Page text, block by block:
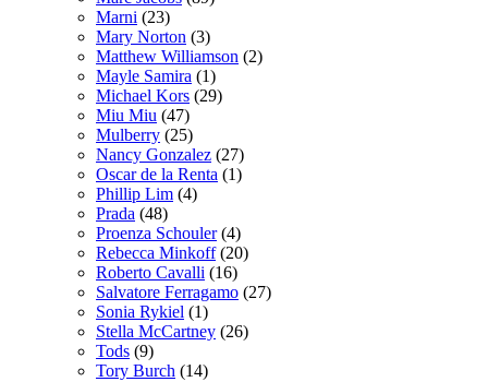
Marni (23)
Mary Norton (3)
Matthew Williamson (2)
Mayle Samira (1)
Michael Kors (29)
Miu Miu (47)
Mulberry (25)
Nancy Gonzalez (27)
Oscar de la Renta (1)
Phillip Lim (4)
Prada (48)
Proenza Schouler(4)
Rebecca Minkoff(20)
Roberto Cavalli (16)
Salvatore Ferragamo (27)
Sonia Rykiel (1)
Stella McCartney (26)
Tods (9)
Tory Burch (14)